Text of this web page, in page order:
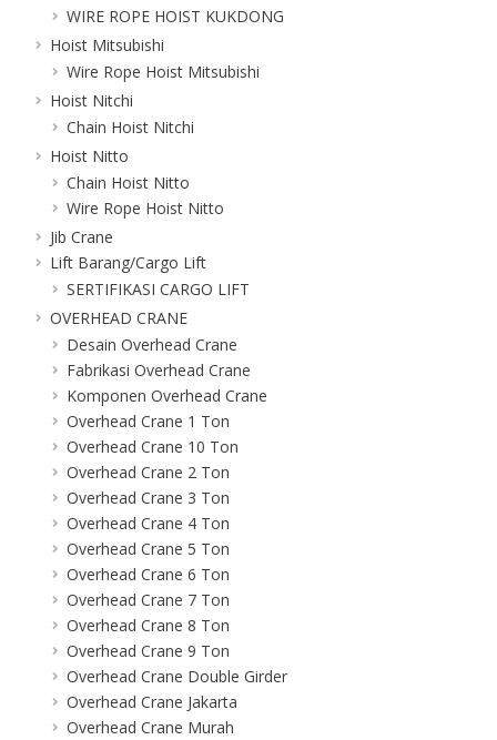
WIRE ROPE HOIST KUKDONG
Hoist Mitsubishi
Wire Rope Hoist Mitsubishi
Hoist Nitchi
Chain Hoist Nitchi
Hoist Nitto
Chain Hoist Nitto
Wire Rope Hoist Nitto
Jib Crane
Lift Barang/Cargo Lift
SERTIFIKASI CARGO LIFT
OVERHEAD CRANE
Desain Overhead Crane
Fabrikasi Overhead Crane
Komponen Overhead Crane
Overhead Crane 1 Ton
Overhead Crane 10 Ton
Overhead Crane 2 Ton
Overhead Crane 3 Ton
Overhead Crane 4 Ton
Overhead Crane 5 Ton
Overhead Crane 6 Ton
Overhead Crane 7 Ton
Overhead Crane 8 Ton
Overhead Crane 9 Ton
Overhead Crane Double Girder
Overhead Crane Jakarta
Overhead Crane Murah